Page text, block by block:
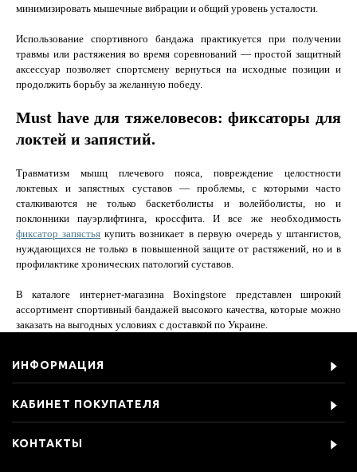
минимизировать мышечные вибрации и общий уровень усталости.
Использование спортивного бандажа практикуется при получении
травмы или растяжения во время соревнований — простой защитный
аксессуар позволяет спортсмену вернуться на исходные позиции и
продолжить борьбу за желанную победу.
Must have для тяжеловесов: фиксаторы для
локтей и запястий.
Травматизм мышц плечевого пояса, повреждение целостности
локтевых и запястных суставов — проблемы, с которыми часто
сталкиваются не только баскетболисты и волейболисты, но и
поклонники пауэрлифтинга, кроссфита. И все же необходимость
фиксатор запястья купить возникает в первую очередь у штангистов,
нуждающихся не только в повышенной защите от растяжений, но и в
профилактике хронических патологий суставов.
В каталоге интернет-магазина Boxingstore представлен широкий
ассортимент спортивный бандажей высокого качества, которые можно
заказать на выгодных условиях с доставкой по Украине.
ИНФОРМАЦИЯ
КАБИНЕТ ПОКУПАТЕЛЯ
КОНТАКТЫ